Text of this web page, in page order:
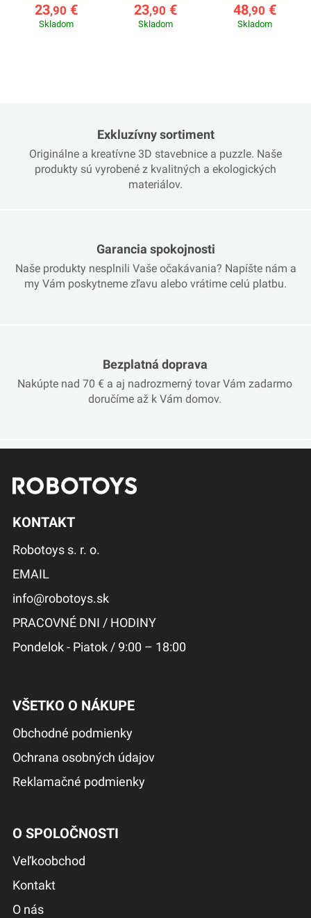
23,90 €
Skladom
23,90 €
Skladom
48,90 €
Skladom
Exkluzívny sortiment
Originálne a kreatívne 3D stavebnice a puzzle. Naše
produkty sú vyrobené z kvalitných a ekologických
materiálov.
Garancia spokojnosti
Naše produkty nesplnili Vaše očakávania? Napíšte nám a
my Vám poskytneme zľavu alebo vrátime celú platbu.
Bezplatná doprava
Nakúpte nad 70 € a aj nadrozmerný tovar Vám zadarmo
doručíme až k Vám domov.
KONTAKT
Robotoys s. r. o.
EMAIL
info@robotoys.sk
PRACOVNÉ DNI / HODINY
Pondelok - Piatok / 9:00 – 18:00
VŠETKO O NÁKUPE
Obchodné podmienky
Ochrana osobných údajov
Reklamačné podmienky
O SPOLOČNOSTI
Veľkoobchod
Kontakt
O nás